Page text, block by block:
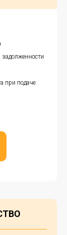
задолженности
при подаче